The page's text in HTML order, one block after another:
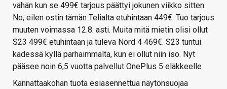
vähän kun se 499€ tarjous päättyi jokunen viikko sitten.
No, eilen ostin tämän Telialta etuhintaan 449€. Tuo tarjous
muuten voimassa 12.8. asti. Muita mitä mietin olisi ollut
S23 499€ etuhintaan ja tuleva Nord 4 469€. S23 tuntui
kädessä kyllä parhaimmalta, kun ei ollut niin iso. Nyt
pääsee noin 6,5 vuotta palvellut OnePlus 5 eläkkeelle
Kannattaakohan tuota esiasennettua näytönsuojaa